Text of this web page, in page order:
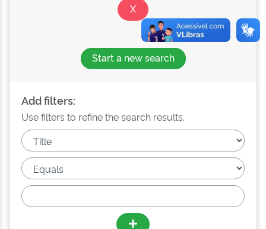
Start a new search
Add filters:
Use filters to refine the search results.